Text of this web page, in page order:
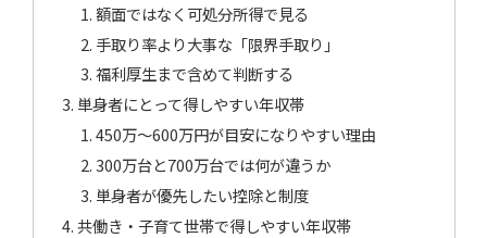
額面ではなく可処分所得で見る
手取り率より大事な「限界手取り」
福利厚生まで含めて判断する
単身者にとって得しやすい年収帯
450万〜600万円が目安になりやすい理由
300万台と700万台では何が違うか
単身者が優先したい控除と制度
共働き・子育て世帯で得しやすい年収帯